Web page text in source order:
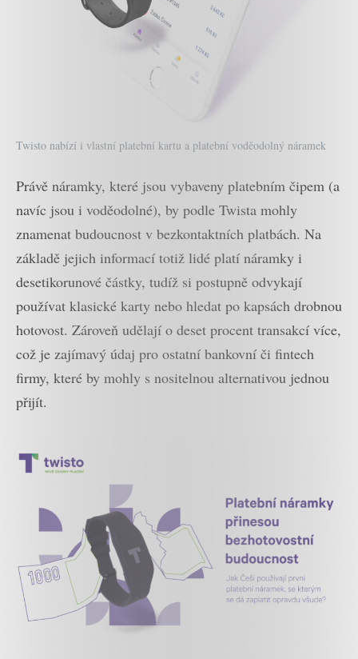
Twisto nabízí i vlastní platební kartu a platební voděodolný náramek
Právě náramky, které jsou vybaveny platebním čipem (a
navíc jsou i voděodolné), by podle Twista mohly
znamenat budoucnost v bezkontaktních platbách. Na
základě jejich informací totiž lidé platí náramky i
desetikorunové částky, tudíž si postupně odvykají
používat klasické karty nebo hledat po kapsách drobnou
hotovost. Zároveň udělají o deset procent transakcí více,
což je zajímavý údaj pro ostatní bankovní či fintech
firmy, které by mohly s nositelnou alternativou jednou
přijít.